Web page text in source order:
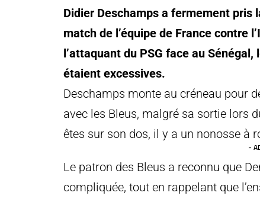
Didier Deschamps a fermement pris
match de l’équipe de France contre
l’attaquant du PSG face au
étaient excessives.
Deschamps monte au créneau pour
avec les Bleus, malgré sa sortie lors
êtes sur son dos, il y a un nonosse à
-
Le patron des Bleus a reconnu que
compliquée, tout en rappelant que